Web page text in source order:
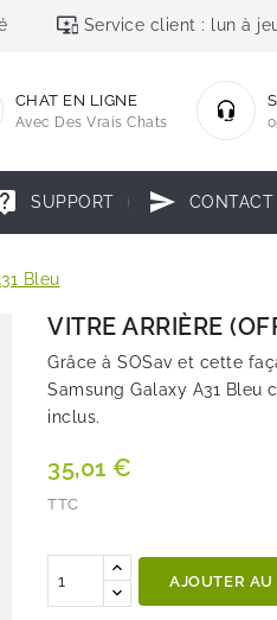
important_devices Service client : lun à
CHAT EN LIGNE
Avec Des Vrais Chats
live_help SUPPORT send CONTACT
Bleu
VITRE ARRIÈRE
Grâce à SOSav et cette
Samsung Galaxy A31
inclus.
35,01 €
TTC
AJOUTER AU